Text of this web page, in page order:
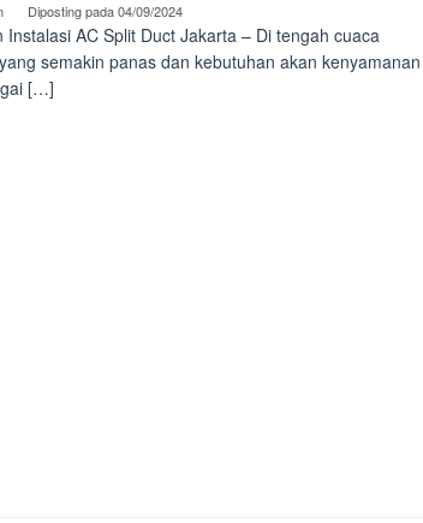
Diposting pada04/09/2024
Instalasi AC Split Duct Jakarta – Di tengah cuaca
semakin panas dan kebutuhan akan kenyamanan
[…]